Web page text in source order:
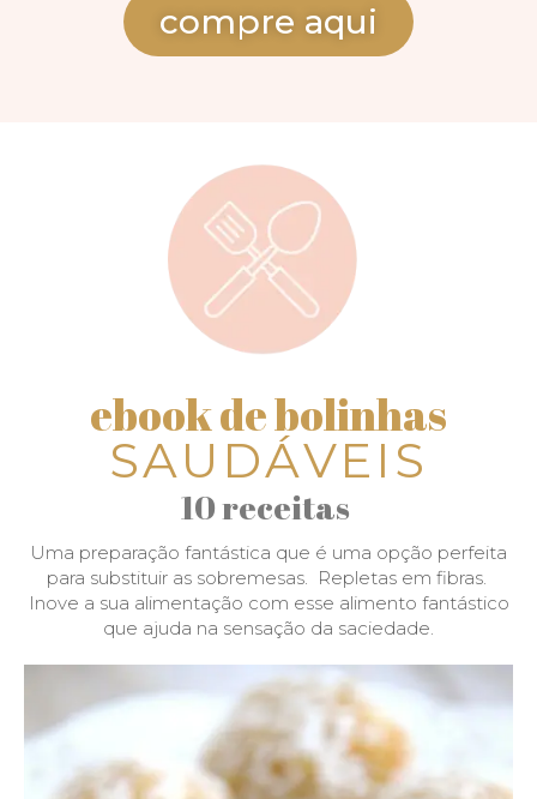
compre aqui
ebook de bolinhas
SAUDÁVEIS
10 receitas
Uma preparação fantástica que é uma opção perfeita
para substituir as sobremesas. Repletas em fibras.
Inove a sua alimentação com esse alimento fantástico
que ajuda na sensação da saciedade.